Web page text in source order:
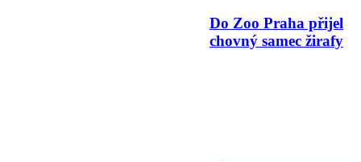
Do Zoo Praha přijel
chovný samec žirafy